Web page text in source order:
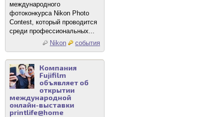
международного
фотоконкурса Nikon Photo
Contest, который проводится
среди профессиональных...
Nikon
события
Компания
Fujifilm
объявляет об
открытии
международной
онлайн-выставки
printlife@home